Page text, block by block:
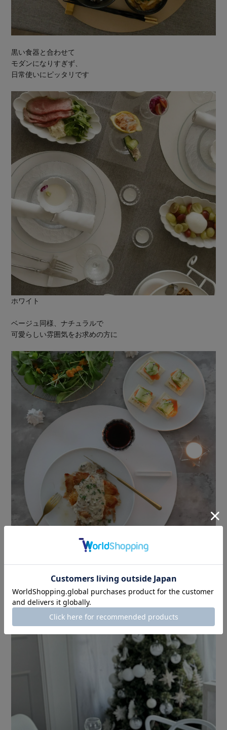
黒い食器と合わせて
モダンになりすぎず、
日常使いにピッタリです
ホワイト
ベージュ同様、ナチュラルで
可愛らしい雰囲気をお求めの方に
こちらの合成皮革のランチョンマットは
水にも強く、中性洗剤で洗うこともできるので
お手入れがとってもラクチンです